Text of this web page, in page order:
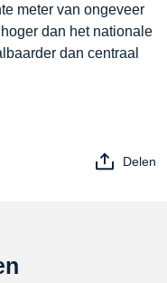
meter van ongeveer
dan het nationale
dan centraal
Delen